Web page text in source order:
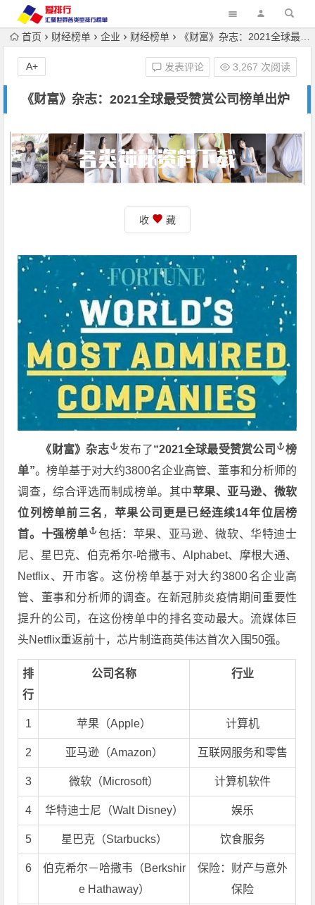
首页 财经榜单 企业 财经榜单 《财富》杂志：2021全球最受赞赏公司榜单出炉
《财富》杂志：2021全球最受赞赏公司榜单出炉
发表评论 3,267 次阅读
A+
收 藏
《财富》杂志 发布了“2021全球最受赞赏公司
榜
单”。榜单基于对大约3800名企业高管、董事和分析师的
调查，综合评选而制成榜单。其中苹果、亚马逊、微软
位列榜单前三名 ，苹果公司更是已经连续14年位居榜
首。 十强榜单
包括：苹果、亚马逊、微软、华特迪士
尼、星巴克、伯克希尔-哈撒韦、Alphabet、摩根大通、
Netflix、开市客。这份榜单基于对大约3800名企业高
管、董事和分析师的调查。在新冠肺炎疫情期间重要性
提升的公司，在这份榜单中的排名变动最大。流媒体巨
头Netflix重返前十，芯片制造商英伟达首次入围50强。
排
行
公司名称 行业
1 苹果（Apple） 计算机
2 亚马逊（Amazon） 互联网服务和零售
3 微软（Microsoft） 计算机软件
4 华特迪士尼（Walt Disney） 娱乐
5 星巴克（Starbucks） 饮食服务
6
伯克希尔－哈撒韦（Berkshir
e Hathaway）
保险：财产与意外
保险